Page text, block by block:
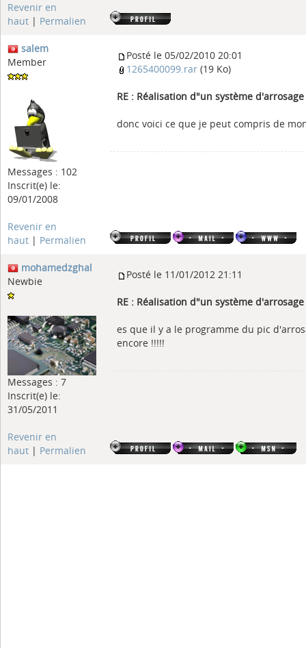
Revenir en
haut | Permalien
salem
Member
Messages : 102
Inscrit(e) le:
09/01/2008
Posté le 05/02/2010 20:01
1265400099.rar (19 Ko)
RE : Réalisation d"un système
donc voici ce que je peut compris de
Revenir en
haut | Permalien
mohamedzghal
Newbie
Messages : 7
Inscrit(e) le:
31/05/2011
Posté le 11/01/2012 21:11
RE : Réalisation d"un système
es que il y a le programme du pic
encore !!!!!
Revenir en
haut | Permalien